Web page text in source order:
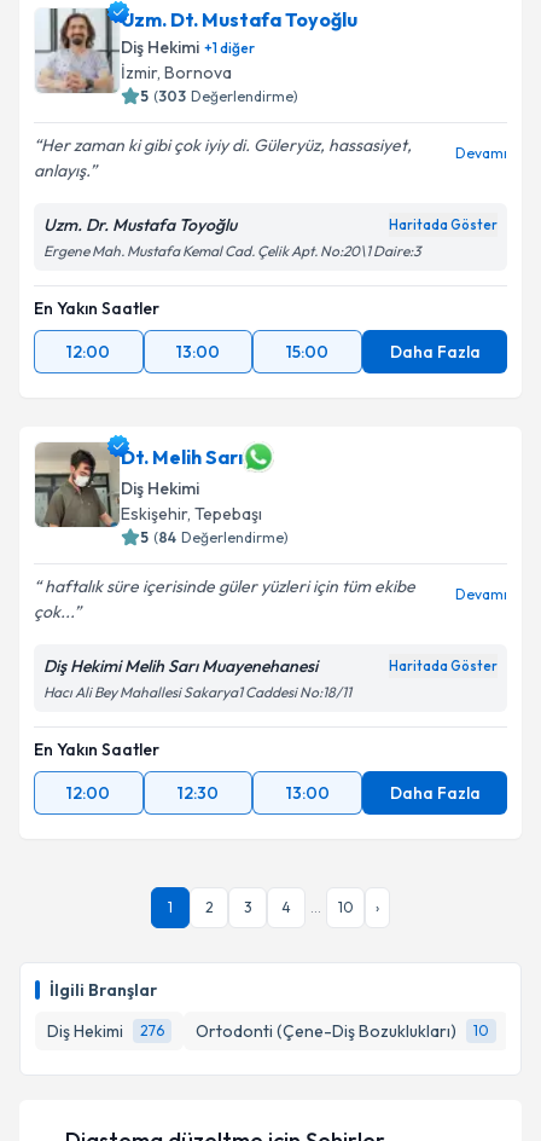
İlgili Branşlar
Diş Hekimi
276 Ortodonti (Çene-Diş Bozuklukları) 10
Uzm. Dt. Mustafa Toyoğlu
Diş Hekimi +1diğer
İzmir, Bornova
5 (303 Değerlendirme)
Her zaman ki gibi çok iyiy di. Güleryüz, hassasiyet,
anlayış.
Devamı
Uzm. Dr. Mustafa Toyoğlu Haritada Göster
Ergene Mah. Mustafa Kemal Cad. Çelik Apt. No:20\1 Daire:3
En Yakın Saatler
12:00
13:00 15:00 Daha Fazla
Dt. Melih Sarı
Diş Hekimi
Eskişehir, Tepebaşı
5 (84 Değerlendirme)
haftalık süre içerisinde güler yüzleri için tüm ekibe
çok...
Devamı
Diş Hekimi Melih Sarı Muayenehanesi Haritada Göster
Hacı Ali Bey Mahallesi Sakarya1 Caddesi No:18/11
En Yakın Saatler
12:00
12:30 13:00 Daha Fazla
1 2 3 4 ... 10 ›